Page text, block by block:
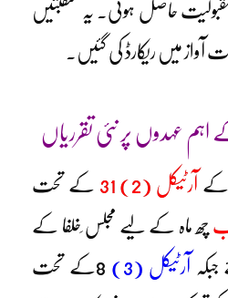
حاصل ہوئی۔ یہ منقبتیں
آواز میں ریکارڈ کی گئیں۔
عہدوں پر نئی تقرریاں
کے آرٹیکل (2) 31 کے تحت
چھ ماہ کے لیے مجلس ِخلفا کے
آرٹیکل (3) 8کے تحت